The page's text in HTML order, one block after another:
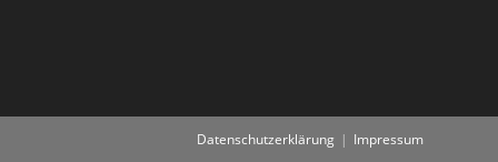
Datenschutzerklärung Impressum